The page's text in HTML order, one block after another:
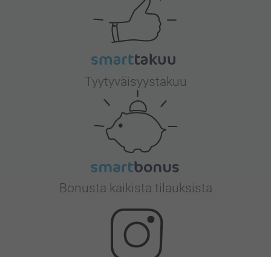
Tyytyväisyystakuu
Bonusta kaikista tilauksista